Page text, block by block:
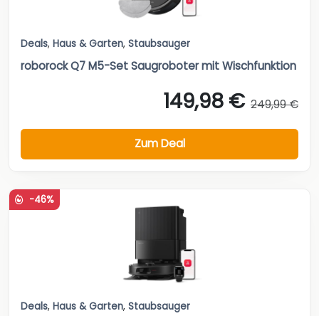
Deals, Haus & Garten, Staubsauger
roborock Q7 M5-Set Saugroboter mit Wischfunktion
149,98 € 249,99 €
Zum Deal
-46%
Deals, Haus & Garten, Staubsauger